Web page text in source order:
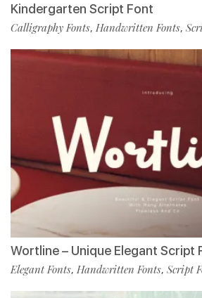
Kindergarten Script Font
Calligraphy Fonts, Handwritten Fonts,
Wortline – Unique Elegant Script
Elegant Fonts, Handwritten Fonts, Script